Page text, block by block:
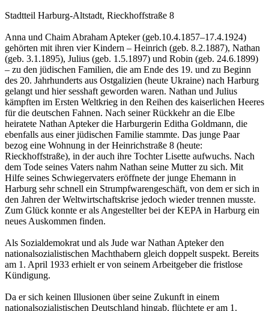
Stadtteil Harburg-Altstadt, Rieckhoffstraße 8
Anna und Chaim Abraham Apteker (geb.10.4.1857–17.4.1924)
gehörten mit ihren vier Kindern – Heinrich (geb. 8.2.1887), Nathan
(geb. 3.1.1895), Julius (geb. 1.5.1897) und Robin (geb. 24.6.1899)
– zu den jüdischen Familien, die am Ende des 19. und zu Beginn
des 20. Jahrhunderts aus Ostgalizien (heute Ukraine) nach Harburg
gelangt und hier sesshaft geworden waren. Nathan und Julius
kämpften im Ersten Weltkrieg in den Reihen des kaiserlichen Heeres
für die deutschen Fahnen. Nach seiner Rückkehr an die Elbe
heiratete Nathan Apteker die Harburgerin Editha Goldmann, die
ebenfalls aus einer jüdischen Familie stammte. Das junge Paar
bezog eine Wohnung in der Heinrichstraße 8 (heute:
Rieckhoffstraße), in der auch ihre Tochter Lisette aufwuchs. Nach
dem Tode seines Vaters nahm Nathan seine Mutter zu sich. Mit
Hilfe seines Schwiegervaters eröffnete der junge Ehemann in
Harburg sehr schnell ein Strumpfwarengeschäft, von dem er sich in
den Jahren der Weltwirtschaftskrise jedoch wieder trennen musste.
Zum Glück konnte er als Angestellter bei der KEPA in Harburg ein
neues Auskommen finden.
Als Sozialdemokrat und als Jude war Nathan Apteker den
nationalsozialistischen Machthabern gleich doppelt suspekt. Bereits
am 1. April 1933 erhielt er von seinem Arbeitgeber die fristlose
Kündigung.
Da er sich keinen Illusionen über seine Zukunft in einem
nationalsozialistischen Deutschland hingab, flüchtete er am 1.